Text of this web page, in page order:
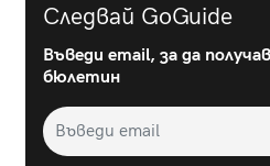
Следвай GoGuide
Въведи email, за да
бюлетин